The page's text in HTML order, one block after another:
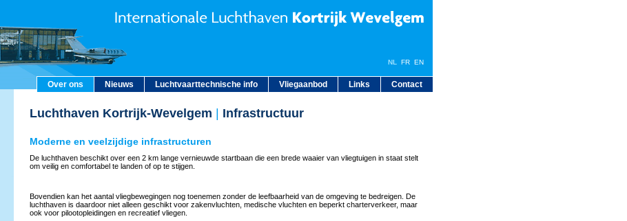
Over ons Nieuws Luchtvaarttechnische info Vliegaanbod Links Contact
NL FR EN
Luchthaven Kortrijk-Wevelgem Infrastructuur
Moderne en veelzijdige infrastructuren
De luchthaven beschikt over een 2 km lange vernieuwde startbaan die een brede waaier van vliegtuigen in staat stelt
om veilig en comfortabel te landen of op te stijgen.
Bovendien kan het aantal vliegbewegingen nog toenemen zonder de leefbaarheid van de omgeving te bedreigen. De
luchthaven is daardoor niet alleen geschikt voor zakenvluchten, medische vluchten en beperkt charterverkeer, maar
ook voor piloot­opleidingen en recreatief vliegen.